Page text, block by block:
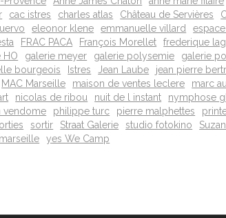
cac istres charles atlas Château de Servières
eleonor klene emmanuelle villard
FRAC PACA François Morellet frederique
HO galerie meyer galerie polysemie galerie
bourgeois Istres Jean Laube jean pierre
MAC Marseille maison de ventes leclere marc
nicolas de ribou nuit de l instant nymphose
vendome philippe turc pierre malphettes
sortir Straat Galerie studio fotokino
yes We Camp